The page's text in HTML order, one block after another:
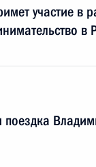
участие в
в
поездка